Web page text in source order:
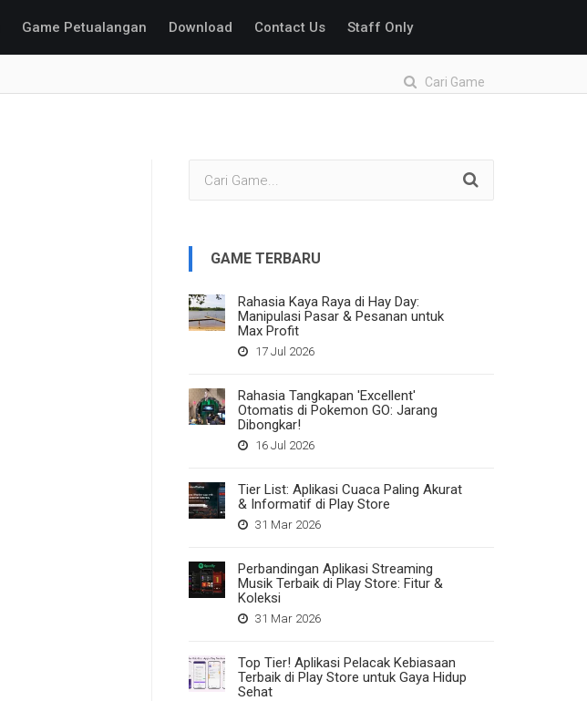
Game Petualangan Download Contact Us Staff Only
Cari Game
GAME TERBARU
Rahasia Kaya Raya di Hay Day:
Manipulasi Pasar & Pesanan untuk
Max Profit
17 Jul 2026
Rahasia Tangkapan 'Excellent'
Otomatis di Pokemon GO: Jarang
Dibongkar!
16 Jul 2026
Tier List: Aplikasi Cuaca Paling Akurat
& Informatif di Play Store
31 Mar 2026
Perbandingan Aplikasi Streaming
Musik Terbaik di Play Store: Fitur &
Koleksi
31 Mar 2026
Top Tier! Aplikasi Pelacak Kebiasaan
Terbaik di Play Store untuk Gaya Hidup
Sehat